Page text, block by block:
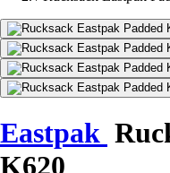
Eastpak
K620